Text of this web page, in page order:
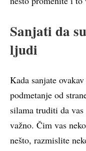
Sanjati da
ljudi
Kada sanjate
podmetanje od
silama truditi da
važno. Čim vas
nešto, razmislite